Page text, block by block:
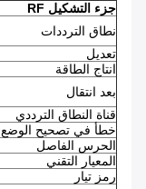
جزء التشكيل RF
نطاق الترددات
تعديل
انتاج الطاقة
بعد انتقال
قناة النطاق الترددي
خطأ في تصحيح الوضع
الحرس الفاصل
المعيار التقني
رمز تيار